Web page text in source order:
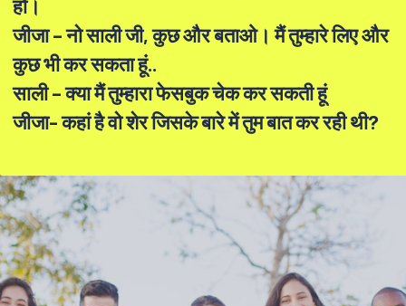
हो।
जीजा – नो साली जी, कुछ और बताओ। मैं तुम्हारे लिए और
कुछ भी कर सकता हूं..
साली – क्या मैं तुम्हारा फेसबुक चेक कर सकती हूं
जीजा- कहां है वो शेर जिसके बारे में तुम बात कर रही थी?